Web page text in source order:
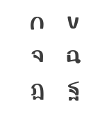
ก ข
จ ฉ
ฏ ฐ